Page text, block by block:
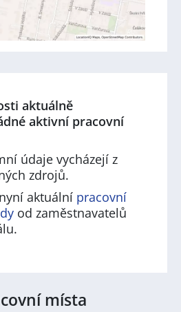
aktuálně
aktivní pracovní
údaje vycházejí z
zdrojů.
aktuální pracovní
od zaměstnavatelů
místa